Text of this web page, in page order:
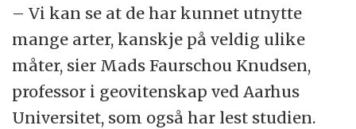
– Vi kan se at de har kunnet utnytte
mange arter, kanskje på veldig ulike
måter, sier Mads Faurschou Knudsen,
professor i geovitenskap ved Aarhus
Universitet, som også har lest studien.